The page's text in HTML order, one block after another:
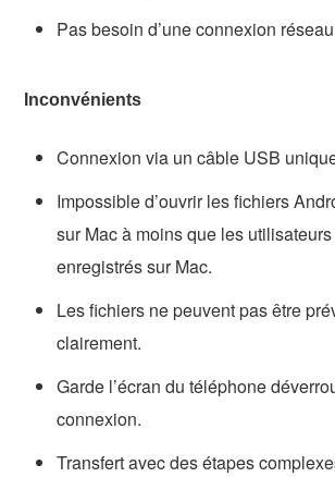
Pas besoin d’une connexion
Inconvénients
Connexion via un câble USB
Impossible d’ouvrir les fichiers
sur Mac à moins que les
enregistrés sur Mac.
Les fichiers ne peuvent pas être
clairement.
Garde l’écran du téléphone
connexion.
Transfert avec des étapes